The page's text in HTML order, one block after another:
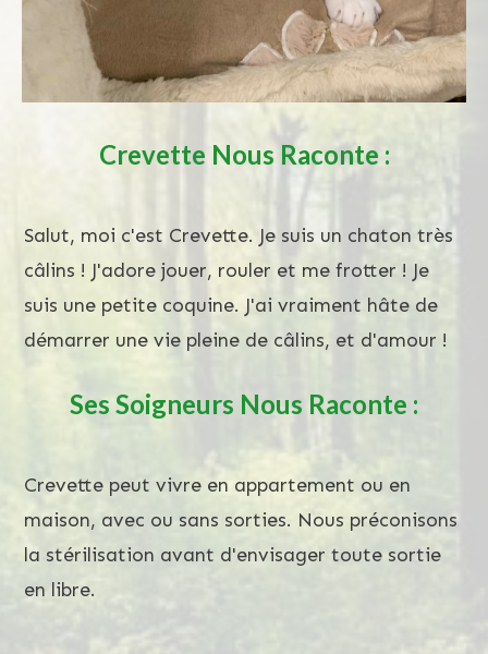
Crevette Nous Raconte :
Salut, moi c'est Crevette. Je suis un chaton très
câlins ! J'adore jouer, rouler et me frotter ! Je
suis une petite coquine. J'ai vraiment hâte de
démarrer une vie pleine de câlins, et d'amour !
Ses Soigneurs Nous Raconte :
Crevette peut vivre en appartement ou en
maison, avec ou sans sorties. Nous préconisons
la stérilisation avant d'envisager toute sortie
en libre.